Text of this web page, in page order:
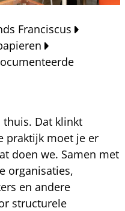
Franciscus
thuis. Dat klinkt
praktijk moet je er
doen we. Samen met
organisaties,
en andere
structurele